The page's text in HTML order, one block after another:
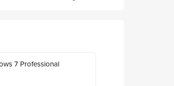
7 Professional